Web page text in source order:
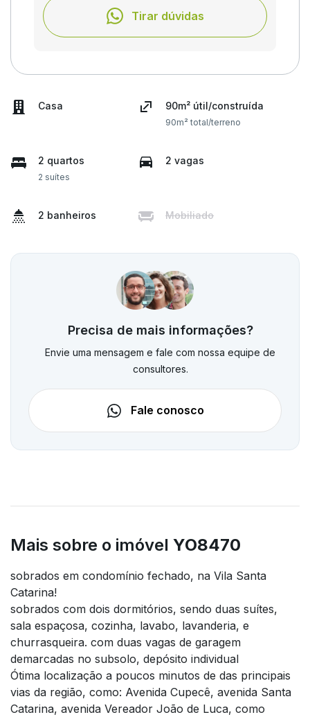
Tirar dúvidas
Casa 90m² útil/construída
90m² total/terreno
2 quartos
2 suítes
2 vagas
2 banheiros Mobiliado
Precisa de mais informações?
Envie uma mensagem e fale com nossa equipe de
consultores.
Fale conosco
Mais sobre o imóvel YO8470
sobrados em condomínio fechado, na Vila Santa
Catarina!
sobrados com dois dormitórios, sendo duas suítes,
sala espaçosa, cozinha, lavabo, lavanderia, e
churrasqueira. com duas vagas de garagem
demarcadas no subsolo, depósito individual
Ótima localização a poucos minutos de das principais
vias da região, como: Avenida Cupecê, avenida Santa
Catarina, avenida Vereador João de Luca, como